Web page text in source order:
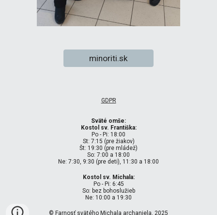
minoriti.sk
GDPR
Sväté omše:
Kostol sv. Františka:
Po - Pi: 18:00
St: 7:15 (pre žiakov)
Št: 19:30 (pre mládež)
So: 7:00 a 18:00
Ne: 7:30, 9:30 (pre deti), 11:30 a 18:00
Kostol sv. Michala:
Po - Pi: 6:45
So: bez bohoslužieb
Ne: 10:00 a 19:30
© Farnosť svätého Michala archanjela, 2025